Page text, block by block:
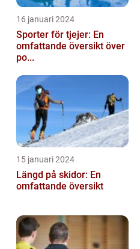
16 januari 2024
Sporter för tjejer: En
omfattande översikt över
po...
15 januari 2024
Längd på skidor: En
omfattande översikt